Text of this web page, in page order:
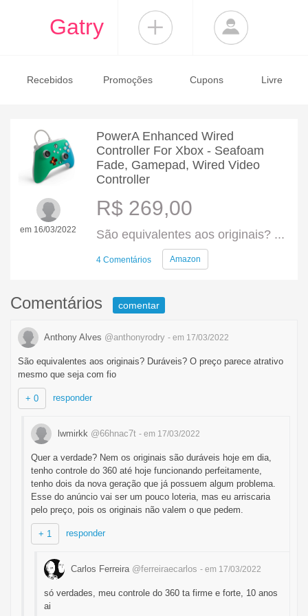
Gatry
Recebidos Promoções Cupons Livre
em 16/03/2022
PowerA Enhanced Wired
Controller For Xbox - Seafoam
Fade, Gamepad, Wired Video
Controller
R$ 269,00
São equivalentes aos originais? ...
4 Comentários Amazon
Comentários comentar
Anthony Alves @anthonyrodry - em 17/03/2022
São equivalentes aos originais? Duráveis? O preço parece atrativo
mesmo que seja com fio
+ 0 responder
lwmirkk @66hnac7t - em 17/03/2022
Quer a verdade? Nem os originais são duráveis hoje em dia,
tenho controle do 360 até hoje funcionando perfeitamente,
tenho dois da nova geração que já possuem algum problema.
Esse do anúncio vai ser um pouco loteria, mas eu arriscaria
pelo preço, pois os originais não valem o que pedem.
+ 1 responder
Carlos Ferreira @ferreiraecarlos - em 17/03/2022
só verdades, meu controle do 360 ta firme e forte, 10 anos
ai